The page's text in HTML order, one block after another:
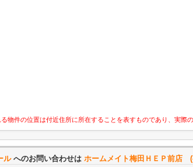
物件の位置は付近住所に所在することを表すものであり、実際
ルへのお問い合わせは ホームメイト梅田ＨＥＰ前店